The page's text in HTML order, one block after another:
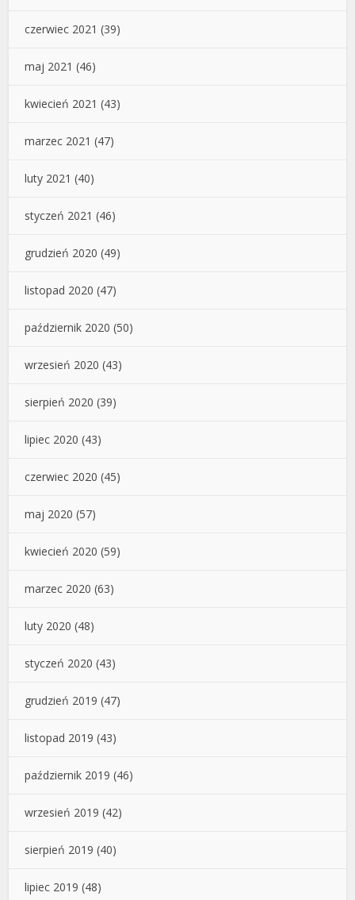
czerwiec 2021 (39)
maj 2021 (46)
kwiecień 2021 (43)
marzec 2021 (47)
luty 2021 (40)
styczeń 2021 (46)
grudzień 2020 (49)
listopad 2020 (47)
październik 2020 (50)
wrzesień 2020 (43)
sierpień 2020 (39)
lipiec 2020 (43)
czerwiec 2020 (45)
maj 2020 (57)
kwiecień 2020 (59)
marzec 2020 (63)
luty 2020 (48)
styczeń 2020 (43)
grudzień 2019 (47)
listopad 2019 (43)
październik 2019 (46)
wrzesień 2019 (42)
sierpień 2019 (40)
lipiec 2019 (48)